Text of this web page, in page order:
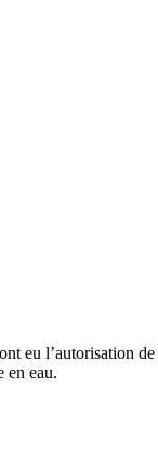
eu
en eau.